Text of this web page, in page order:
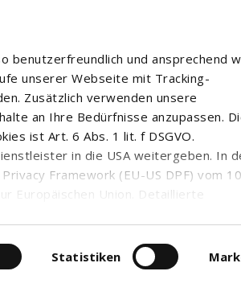
benutzerfreundlich und ansprechend
unserer Webseite mit Tracking-
Zusätzlich verwenden unsere
an Ihre Bedürfnisse anzupassen.
ist Art. 6 Abs. 1 lit. f DSGVO.
in die USA weitergeben. In
Framework (EU-US DPF) vom
Europäischen Union. Detaillierte
. Dort können Sie Ihre
Statistiken